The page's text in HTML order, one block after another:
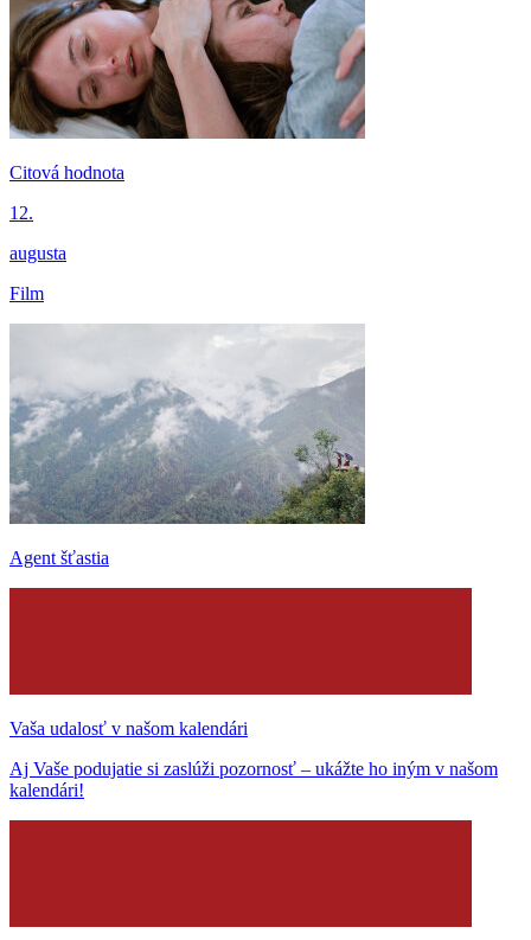
Citová hodnota
12.
augusta
Film
Agent šťastia
Vaša udalosť v našom kalendári
Aj Vaše podujatie si zaslúži pozornosť – ukážte ho iným v našom
kalendári!